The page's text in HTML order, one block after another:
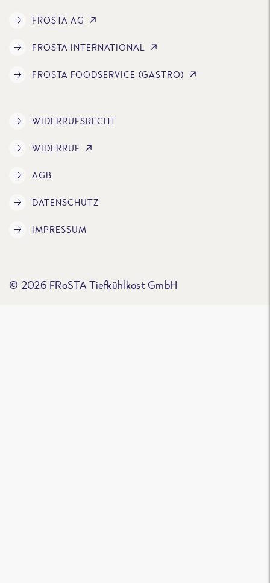
FROSTA AG
FROSTA INTERNATIONAL
FROSTA FOODSERVICE (GASTRO)
WIDERRUFSRECHT
WIDERRUF
AGB
DATENSCHUTZ
IMPRESSUM
© 2026 FRoSTA Tiefkühlkost GmbH